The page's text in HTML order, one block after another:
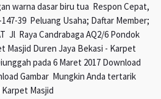
warna dasar biru tua Respon Cepat,
39 Peluang Usaha; Daftar Member;
Jl Raya Candrabaga AQ2/6 Pondok
Masjid Duren Jaya Bekasi - Karpet
pada 6 Maret 2017 Download
Gambar Mungkin Anda tertarik
Masjid